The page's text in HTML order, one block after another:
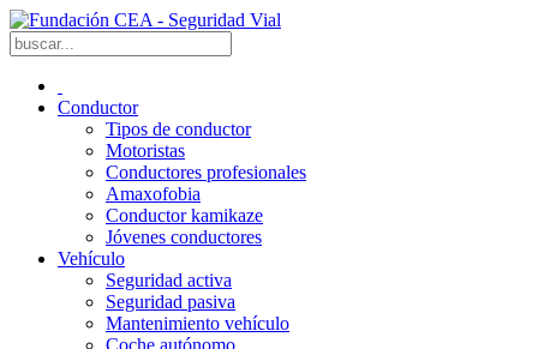
Conductor
Tipos de conductor
Motoristas
Conductores profesionales
Amaxofobia
Conductor kamikaze
Jóvenes conductores
Vehículo
Seguridad activa
Seguridad pasiva
Mantenimiento vehículo
Coche autónomo